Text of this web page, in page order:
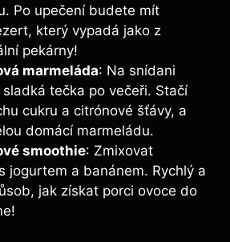
Po upečení budete mít
který vypadá jako z
pekárny!
marmeláda: Na snídani
tečka po večeři. Stačí
cukru a citrónové šťávy, a
domácí marmeládu.
smoothie: Zmixovat
jogurtem a banánem. Rychlý a
jak získat porci ovoce do